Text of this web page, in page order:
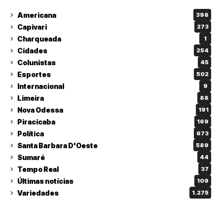
Americana 398
Capivari 273
Charqueada 1
Cidades 254
Colunistas 45
Esportes 502
Internacional 9
Limeira 88
Nova Odessa 191
Piracicaba 169
Política 673
Santa Barbara D'Oeste 589
Sumaré 44
Tempo Real 37
Últimas notícias 109
Variedades 1.275